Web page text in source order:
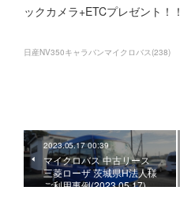
ックカメラ+ETCプレゼント！！
日産NV350キャラバンマイクロバス(238)
2023.05.17 00:39
マイクロバス 中古リース
三菱ローザ 茨城県H法人様
ご利用事例(2023.05.17)